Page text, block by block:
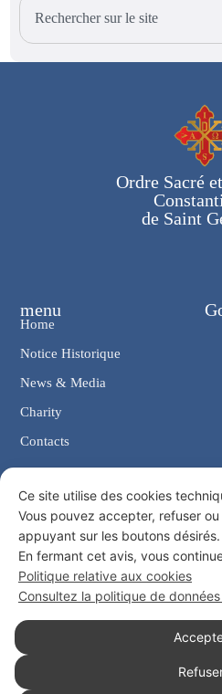
Ordre Sacré
de Saint
menu
Home
Notice Historique
News & Media
Charity
Contacts
Contacts
Chancellerie: Via Giosuè Carducci, 4
eMail: cancelleria@ordine-
Tél. +39 06 47.41.190 +39 06 48.19.401
Social
Ce site utilise des cookies
Vous pouvez accepter, refuser
appuyant sur les boutons désirés.
En fermant cet avis, vous
Politique relative aux cookies
Consultez la politique de